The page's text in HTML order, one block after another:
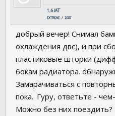
добрый вечер! Снимал
охлаждения двс), и при
пластиковые шторки
бокам радиатора.
Замарачиваться с
пока.. Гуру, ответьте -
Можно без них